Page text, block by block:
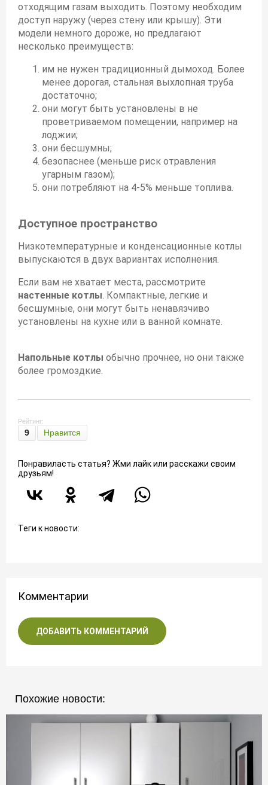
отходящим газам выходить. Поэтому необходим
доступ наружу (через стену или крышу). Эти
модели немного дороже, но предлагают
несколько преимуществ:
им не нужен традиционный дымоход. Более
менее дорогая, стальная выхлопная труба
достаточно;
они могут быть установлены в не
проветриваемом помещении, например на
лоджии;
они бесшумны;
безопаснее (меньше риск отравления
угарным газом);
они потребляют на 4-5% меньше топлива.
Доступное пространство
Низкотемпературные и конденсационные котлы
выпускаются в двух вариантах исполнения.
Если вам не хватает места, рассмотрите
настенные котлы. Компактные, легкие и
бесшумные, они могут быть ненавязчиво
установлены на кухне или в ванной комнате.
Напольные котлы обычно прочнее, но они также
более громоздкие.
Рейтинг:
9 Нравится
Понравиласть статья? Жми лайк или расскажи своим
друзьям!
Теги к новости:
Комментарии
ДОБАВИТЬ КОММЕНТАРИЙ
Похожие новости: